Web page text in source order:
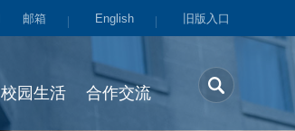
邮箱 English 旧版入口
校园生活 合作交流